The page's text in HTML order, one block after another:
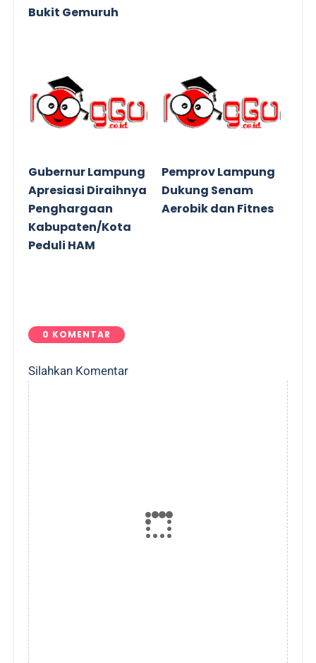
Bukit Gemuruh
Gubernur Lampung
Apresiasi Diraihnya
Penghargaan
Kabupaten/Kota
Peduli HAM
Pemprov Lampung
Dukung Senam
Aerobik dan Fitnes
0 KOMENTAR
Silahkan Komentar